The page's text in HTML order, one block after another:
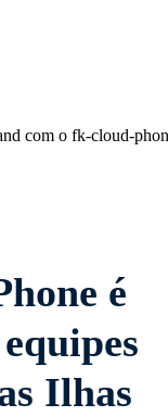
é
Ilhas